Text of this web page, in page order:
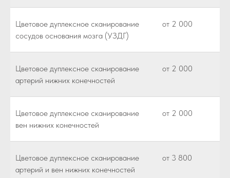
Цветовое дуплексное сканирование
сосудов основания мозга (УЗДГ)
от 2 000
Цветовое дуплексное сканирование
артерий нижних конечностей
от 2 000
Цветовое дуплексное сканирование
вен нижних конечностей
от 2 000
Цветовое дуплексное сканирование
артерий и вен нижних конечностей
от 3 800